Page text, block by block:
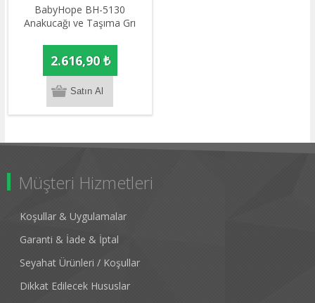
BabyHope BH-5130
Anakucağı ve Taşıma Grı
2.616,90 ₺
Müşteri Hizmetleri
Koşullar & Uygulamalar
Garanti & İade & İptal
Seyahat Ürünleri / Koşullar
Dikkat Edilecek Hususlar